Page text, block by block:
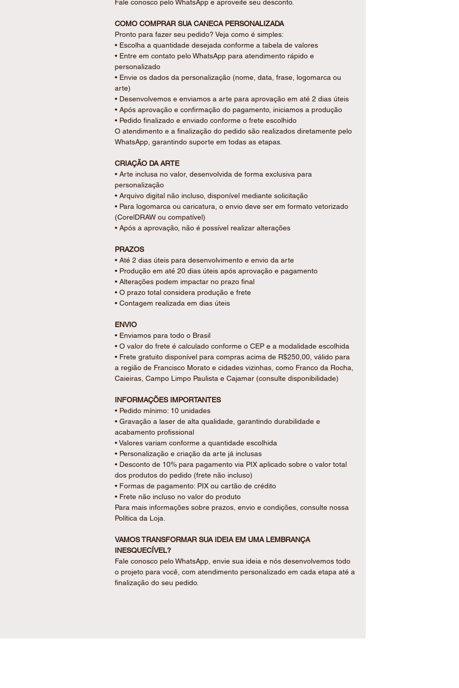
ENCANTE EM CADA DETALHE DESDE O PRIMEIRO OLHAR.
individualmente para garantir proteção e um acabamento impecável.
Para um toque ainda mais especial, oferecemos a opção de tag
personalizada com mensagem. Consulte valores.
PRODUZIDO SOB MEDIDA PARA O SEU EVENTO
✔ Personalização inclusa
✔ Gravação permanente de alta precisão
✔ Peça pronta para presentear
✔ Produção artesanal com acabamento cuidadoso
DETALHES DA PERSONALIZAÇÃO
Personalizamos conforme a sua necessidade:
• Acabamento permanente e de alta precisão
• Inclusa 1 arte aplicada em 1 lado (idêntica em todas as unidades)
• Arte diferente por peça: consultar valores
• Gravação frente: Sim
• Gravação verso: Não
Ideal para lembrancinhas de casamento, aniversários, eventos
Fale conosco pelo WhatsApp e aproveite seu desconto.
COMO COMPRAR SUA CANECA PERSONALIZADA
Pronto para fazer seu pedido? Veja como é simples:
• Escolha a quantidade desejada conforme a tabela de valores
• Entre em contato pelo WhatsApp para atendimento rápido e
personalizado
• Envie os dados da personalização (nome, data, frase, logomarca ou
arte)
• Desenvolvemos e enviamos a arte para aprovação em até 2 dias úteis
• Após aprovação e confirmação do pagamento, iniciamos a produção
• Pedido finalizado e enviado conforme o frete escolhido
O atendimento e a finalização do pedido são realizados diretamente pelo
WhatsApp, garantindo suporte em todas as etapas.
CRIAÇÃO DA ARTE
• Arte inclusa no valor, desenvolvida de forma exclusiva para
personalização
• Arquivo digital não incluso, disponível mediante solicitação
• Para logomarca ou caricatura, o envio deve ser em formato vetorizado
(CorelDRAW ou compatível)
• Após a aprovação, não é possível realizar alterações
PRAZOS
• Até 2 dias úteis para desenvolvimento e envio da arte
• Produção em até 20 dias úteis após aprovação e pagamento
• Alterações podem impactar no prazo final
• O prazo total considera produção e frete
• Contagem realizada em dias úteis
ENVIO
• Enviamos para todo o Brasil
• O valor do frete é calculado conforme o CEP e a modalidade escolhida
• Frete gratuito disponível para compras acima de R$250,00, válido para
a região de Francisco Morato e cidades vizinhas, como Franco da Rocha,
Caieiras, Campo Limpo Paulista e Cajamar (consulte disponibilidade)
INFORMAÇÕES IMPORTANTES
• Pedido mínimo: 10 unidades
• Gravação a laser de alta qualidade, garantindo durabilidade e
acabamento profissional
• Valores variam conforme a quantidade escolhida
• Personalização e criação da arte já inclusas
• Desconto de 10% para pagamento via PIX aplicado sobre o valor total
dos produtos do pedido (frete não incluso)
• Formas de pagamento: PIX ou cartão de crédito
• Frete não incluso no valor do produto
Para mais informações sobre prazos, envio e condições, consulte nossa
Política da Loja.
VAMOS TRANSFORMAR SUA IDEIA EM UMA LEMBRANÇA
INESQUECÍVEL?
Fale conosco pelo WhatsApp, envie sua ideia e nós desenvolvemos todo
o projeto para você, com atendimento personalizado em cada etapa até a
finalização do seu pedido.